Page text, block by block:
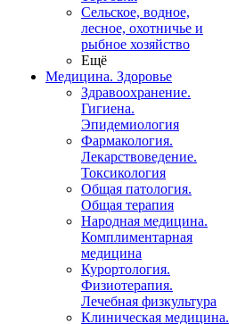
Сельское, водное,
лесное, охотничье и
рыбное хозяйство
Ещё
Медицина. Здоровье
Здравоохранение.
Гигиена.
Эпидемиология
Фармакология.
Лекарствоведение.
Токсикология
Общая патология.
Общая терапия
Народная медицина.
Комплиментарная
медицина
Курортология.
Физиотерапия.
Лечебная физкультура
Клиническая медицина.